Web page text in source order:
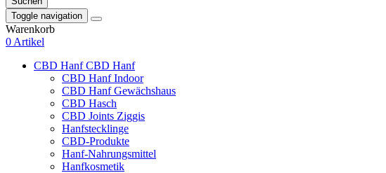
Toggle navigation
Warenkorb
0 Artikel
CBD HanfCBD Hanf
CBD Hanf Indoor
CBD Hanf Gewächshaus
CBD Hasch
CBD Joints Ziggis
Hanfstecklinge
CBD-Produkte
Hanf-Nahrungsmittel
Hanfkosmetik